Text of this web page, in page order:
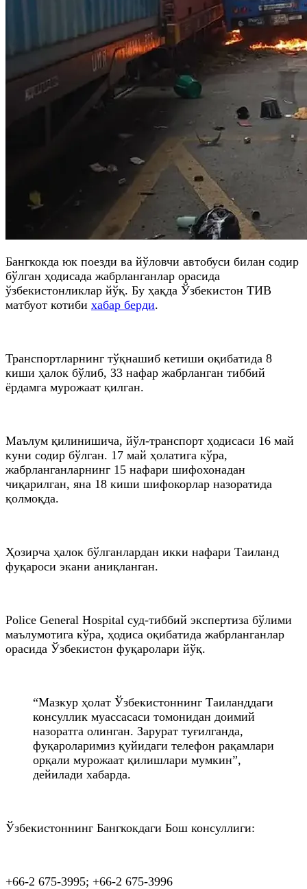
Бангкокда юк поезди ва йўловчи автобуси билан содир
бўлган ҳодисада жабрланганлар орасида
ўзбекистонликлар йўқ. Бу ҳақда Ўзбекистон ТИВ
матбуот котиби хабар берди.
Транспортларнинг тўқнашиб кетиши оқибатида 8
киши ҳалок бўлиб, 33 нафар жабрланган тиббий
ёрдамга мурожаат қилган.
Маълум қилинишича, йўл-транспорт ҳодисаси 16 май
куни содир бўлган. 17 май ҳолатига кўра,
жабрланганларнинг 15 нафари шифохонадан
чиқарилган, яна 18 киши шифокорлар назоратида
қолмоқда.
Ҳозирча ҳалок бўлганлардан икки нафари Таиланд
фуқароси экани аниқланган.
Police General Hospital суд-тиббий экспертиза бўлими
маълумотига кўра, ҳодиса оқибатида жабрланганлар
орасида Ўзбекистон фуқаролари йўқ.
“Мазкур ҳолат Ўзбекистоннинг Таиланддаги
консуллик муассасаси томонидан доимий
назоратга олинган. Зарурат туғилганда,
фуқароларимиз қуйидаги телефон рақамлари
орқали мурожаат қилишлари мумкин”,
дейилади хабарда.
Ўзбекистоннинг Бангкокдаги Бош консуллиги:
+66-2 675-3995; +66-2 675-3996